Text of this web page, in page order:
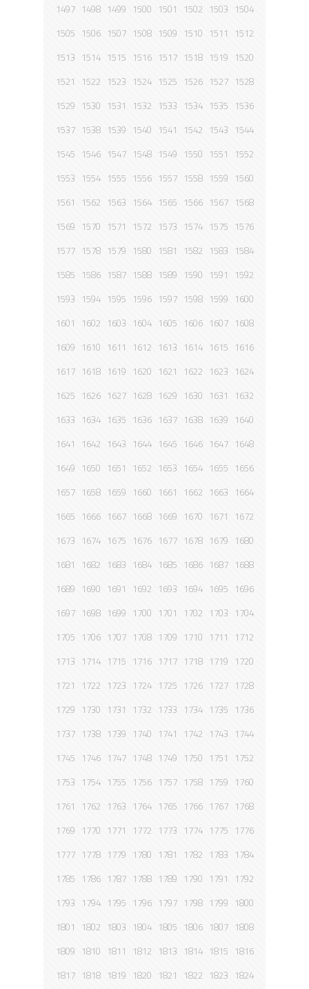
1497 1498 1499 1500 1501 1502 1503 1504
1505 1506 1507 1508 1509 1510 1511 1512
1513 1514 1515 1516 1517 1518 1519 1520
1521 1522 1523 1524 1525 1526 1527 1528
1529 1530 1531 1532 1533 1534 1535 1536
1537 1538 1539 1540 1541 1542 1543 1544
1545 1546 1547 1548 1549 1550 1551 1552
1553 1554 1555 1556 1557 1558 1559 1560
1561 1562 1563 1564 1565 1566 1567 1568
1569 1570 1571 1572 1573 1574 1575 1576
1577 1578 1579 1580 1581 1582 1583 1584
1585 1586 1587 1588 1589 1590 1591 1592
1593 1594 1595 1596 1597 1598 1599 1600
1601 1602 1603 1604 1605 1606 1607 1608
1609 1610 1611 1612 1613 1614 1615 1616
1617 1618 1619 1620 1621 1622 1623 1624
1625 1626 1627 1628 1629 1630 1631 1632
1633 1634 1635 1636 1637 1638 1639 1640
1641 1642 1643 1644 1645 1646 1647 1648
1649 1650 1651 1652 1653 1654 1655 1656
1657 1658 1659 1660 1661 1662 1663 1664
1665 1666 1667 1668 1669 1670 1671 1672
1673 1674 1675 1676 1677 1678 1679 1680
1681 1682 1683 1684 1685 1686 1687 1688
1689 1690 1691 1692 1693 1694 1695 1696
1697 1698 1699 1700 1701 1702 1703 1704
1705 1706 1707 1708 1709 1710 1711 1712
1713 1714 1715 1716 1717 1718 1719 1720
1721 1722 1723 1724 1725 1726 1727 1728
1729 1730 1731 1732 1733 1734 1735 1736
1737 1738 1739 1740 1741 1742 1743 1744
1745 1746 1747 1748 1749 1750 1751 1752
1753 1754 1755 1756 1757 1758 1759 1760
1761 1762 1763 1764 1765 1766 1767 1768
1769 1770 1771 1772 1773 1774 1775 1776
1777 1778 1779 1780 1781 1782 1783 1784
1785 1786 1787 1788 1789 1790 1791 1792
1793 1794 1795 1796 1797 1798 1799 1800
1801 1802 1803 1804 1805 1806 1807 1808
1809 1810 1811 1812 1813 1814 1815 1816
1817 1818 1819 1820 1821 1822 1823 1824